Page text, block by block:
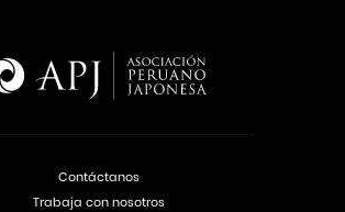
Contáctanos
Trabaja con nosotros